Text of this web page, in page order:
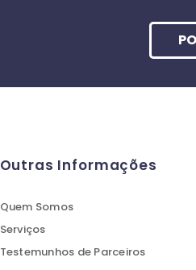
Outras Informações
Quem Somos
Serviços
Testemunhos de Parceiros